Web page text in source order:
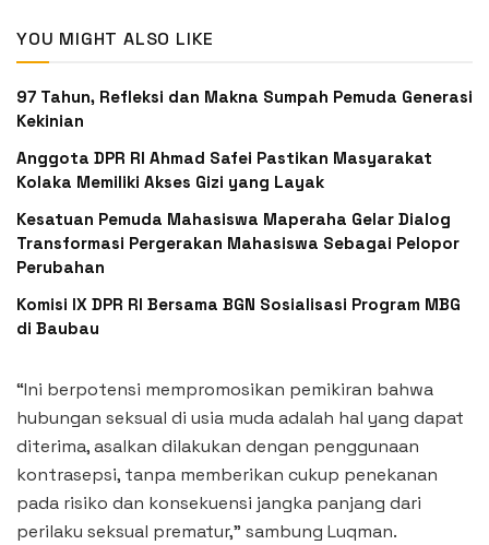
YOU MIGHT ALSO LIKE
‎97 Tahun, Refleksi dan Makna Sumpah Pemuda Generasi
Kekinian
Anggota DPR RI Ahmad Safei Pastikan Masyarakat
Kolaka Memiliki Akses Gizi yang Layak
Kesatuan Pemuda Mahasiswa Maperaha Gelar Dialog
Transformasi Pergerakan Mahasiswa Sebagai Pelopor
Perubahan
Komisi IX DPR RI Bersama BGN Sosialisasi Program MBG
di Baubau
“Ini berpotensi mempromosikan pemikiran bahwa
hubungan seksual di usia muda adalah hal yang dapat
diterima, asalkan dilakukan dengan penggunaan
kontrasepsi, tanpa memberikan cukup penekanan
pada risiko dan konsekuensi jangka panjang dari
perilaku seksual prematur,” sambung Luqman.